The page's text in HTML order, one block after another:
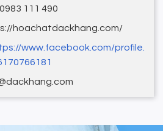
111 490
hoachatdackhang.com/
www.facebook.com/profile.